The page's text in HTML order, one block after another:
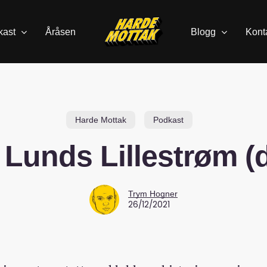
Åråsen Blogg
Harde Mottak Podkast
Lunds Lillestrøm
Trym Hogner
26/12/2021